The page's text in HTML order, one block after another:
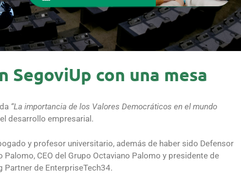
con una mesa
“La importancia de los Valores Democráticos en el mundo
desarrollo empresarial.
y profesor universitario, además de haber sido Defensor
CEO del Grupo Octaviano Palomo y presidente de
Partner de EnterpriseTech34.